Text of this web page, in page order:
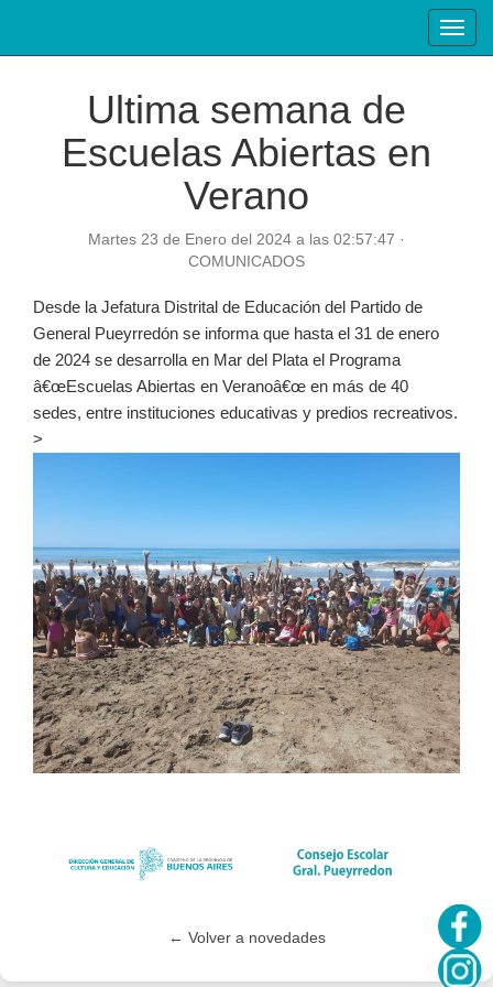
Ultima semana de
Escuelas Abiertas en
Verano
Martes 23 de Enero del 2024 a las 02:57:47 ·
COMUNICADOS
Desde la Jefatura Distrital de Educación del Partido de
General Pueyrredón se informa que hasta el 31 de enero
de 2024 se desarrolla en Mar del Plata el Programa
â€œEscuelas Abiertas en Veranoâ€œ en más de 40
sedes, entre instituciones educativas y predios recreativos.
>
← Volver a novedades